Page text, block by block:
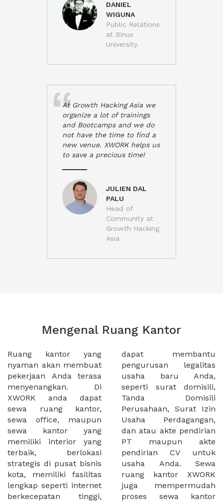
DANIEL
WIGUNA
Public Relations
at Binus
University
At Growth Hacking Asia we
organize a lot of trainings
and Bootcamps and we do
not have the time to find a
new venue. XWORK helps us
to save a precious time!
JULIEN DAL
PALU
Head of
Community at
Growth Hacking
Asia
Mengenal Ruang Kantor
Ruang kantor yang
nyaman akan membuat
pekerjaan Anda terasa
menyenangkan. Di
XWORK anda dapat
sewa ruang kantor,
sewa office, maupun
sewa kantor yang
memiliki interior yang
terbaik, berlokasi
strategis di pusat bisnis
kota, memiliki fasilitas
lengkap seperti internet
berkecepatan tinggi,
dapat membantu
pengurusan legalitas
usaha baru Anda,
seperti surat domisili,
Tanda Domisili
Perusahaan, Surat Izin
Usaha Perdagangan,
dan atau akte pendirian
PT maupun akte
pendirian CV untuk
usaha Anda. Sewa
ruang kantor XWORK
juga mempermudah
proses sewa kantor